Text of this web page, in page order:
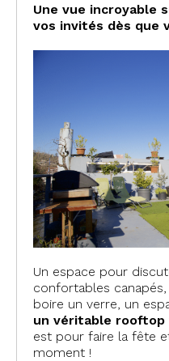
Une vue incroyable
vos invités dès que
Un espace pour
confortables
boire un verre, un
un véritable rooftop
est pour faire la fête
moment !